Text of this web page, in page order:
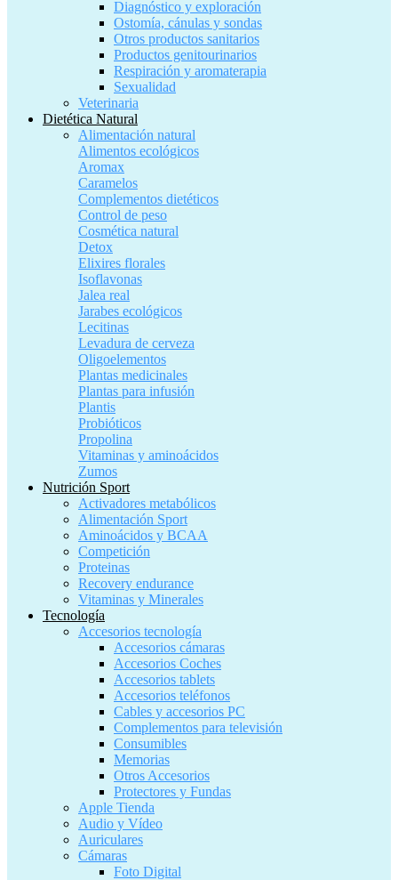
Diagnóstico y exploración
Ostomía, cánulas y sondas
Otros productos sanitarios
Productos genitourinarios
Respiración y aromaterapia
Sexualidad
Veterinaria
Dietética Natural
Alimentación natural
Alimentos ecológicos
Aromax
Caramelos
Complementos dietéticos
Control de peso
Cosmética natural
Detox
Elixires florales
Isoflavonas
Jalea real
Jarabes ecológicos
Lecitinas
Levadura de cerveza
Oligoelementos
Plantas medicinales
Plantas para infusión
Plantis
Probióticos
Propolina
Vitaminas y aminoácidos
Zumos
Nutrición Sport
Activadores metabólicos
Alimentación Sport
Aminoácidos y BCAA
Competición
Proteinas
Recovery endurance
Vitaminas y Minerales
Tecnología
Accesorios tecnología
Accesorios cámaras
Accesorios Coches
Accesorios tablets
Accesorios teléfonos
Cables y accesorios PC
Complementos para televisión
Consumibles
Memorias
Otros Accesorios
Protectores y Fundas
Apple Tienda
Audio y Vídeo
Auriculares
Cámaras
Foto Digital